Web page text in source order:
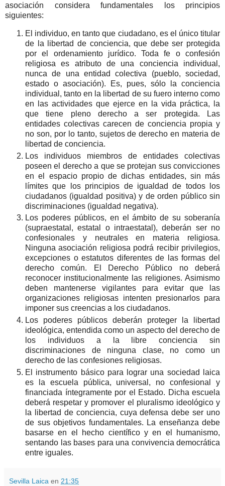
asociación considera fundamentales los principios
siguientes:
El individuo, en tanto que ciudadano, es el único titular
de la libertad de conciencia, que debe ser protegida
por el ordenamiento jurídico. Toda fe o confesión
religiosa es atributo de una conciencia individual,
nunca de una entidad colectiva (pueblo, sociedad,
estado o asociación). Es, pues, sólo la conciencia
individual, tanto en la libertad de su fuero interno como
en las actividades que ejerce en la vida práctica, la
que tiene pleno derecho a ser protegida. Las
entidades colectivas carecen de conciencia propia y
no son, por lo tanto, sujetos de derecho en materia de
libertad de conciencia.
Los individuos miembros de entidades colectivas
poseen el derecho a que se protejan sus convicciones
en el espacio propio de dichas entidades, sin más
límites que los principios de igualdad de todos los
ciudadanos (igualdad positiva) y de orden público sin
discriminaciones (igualdad negativa).
Los poderes públicos, en el ámbito de su soberanía
(supraestatal, estatal o intraestatal), deberán ser no
confesionales y neutrales en materia religiosa.
Ninguna asociación religiosa podrá recibir privilegios,
excepciones o estatutos diferentes de las formas del
derecho común. El Derecho Público no deberá
reconocer institucionalmente las religiones. Asimismo
deben mantenerse vigilantes para evitar que las
organizaciones religiosas intenten presionarlos para
imponer sus creencias a los ciudadanos.
Los poderes públicos deberán proteger la libertad
ideológica, entendida como un aspecto del derecho de
los individuos a la libre conciencia sin
discriminaciones de ninguna clase, no como un
derecho de las confesiones religiosas.
El instrumento básico para lograr una sociedad laica
es la escuela pública, universal, no confesional y
financiada íntegramente por el Estado. Dicha escuela
deberá respetar y promover el pluralismo ideológico y
la libertad de conciencia, cuya defensa debe ser uno
de sus objetivos fundamentales. La enseñanza debe
basarse en el hecho científico y en el humanismo,
sentando las bases para una convivencia democrática
entre iguales.
Sevilla Laica en 21:35